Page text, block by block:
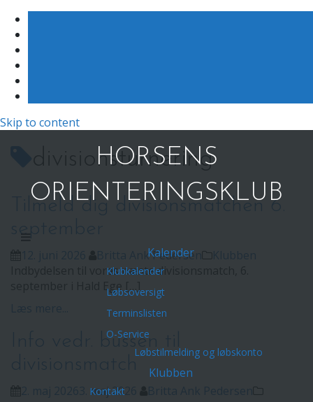
Skip to content
HORSENS
ORIENTERINGSKLUB
Kalender
Klubkalender
Løbsoversigt
Terminslisten
O-Service
Løbstilmelding og løbskonto
Klubben
Kontakt
divisionsturnering
Tilmeld dig divisionsmatchen 6.
Britta Ank Pedersen
Indbydelsen til vores næste divisionsmatch, 6.
september i Hald Ege […]
Info vedr. bussen til
3. maj 2026